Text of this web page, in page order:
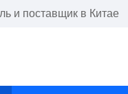
и поставщик в Китае